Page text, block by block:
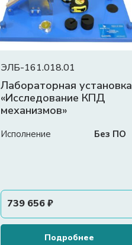
ЭЛБ-161.018.01
Лабораторная установка
«Исследование КПД
механизмов»
Исполнение Без ПО
739 656₽
Подробнее